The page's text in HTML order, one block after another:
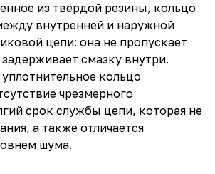
из твёрдой резины, кольцо
внутренней и наружной
цепи: она не пропускает
смазку внутри.
кольцо
чрезмерного
срок службы цепи, которая не
а также отличается
шума.